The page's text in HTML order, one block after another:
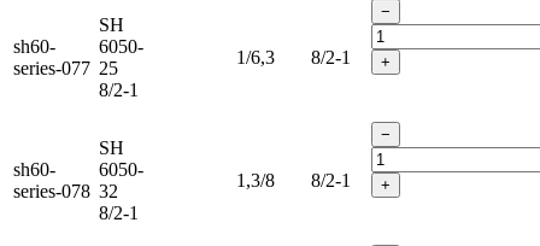
sh60-
series-077
SH
6050-
25
8/2-1
1/6,3 8/2-1
−
+
sh60-
series-078
SH
6050-
32
8/2-1
1,3/8 8/2-1
−
+